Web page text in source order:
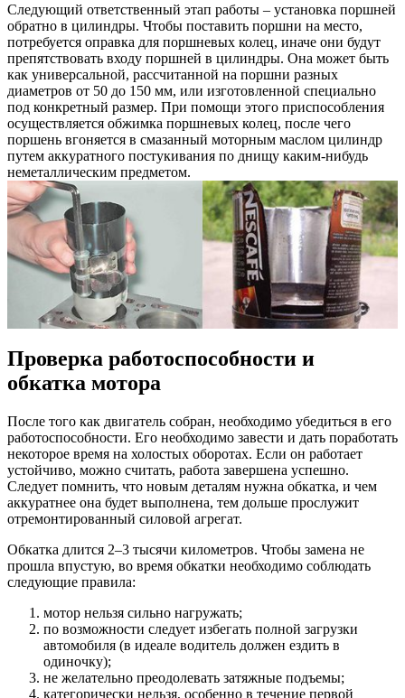
Следующий ответственный этап работы – установка поршней
обратно в цилиндры. Чтобы поставить поршни на место,
потребуется оправка для поршневых колец, иначе они будут
препятствовать входу поршней в цилиндры. Она может быть
как универсальной, рассчитанной на поршни разных
диаметров от 50 до 150 мм, или изготовленной специально
под конкретный размер. При помощи этого приспособления
осуществляется обжимка поршневых колец, после чего
поршень вгоняется в смазанный моторным маслом цилиндр
путем аккуратного постукивания по днищу каким-нибудь
неметаллическим предметом.
Проверка работоспособности и
обкатка мотора
После того как двигатель собран, необходимо убедиться в его
работоспособности. Его необходимо завести и дать поработать
некоторое время на холостых оборотах. Если он работает
устойчиво, можно считать, работа завершена успешно.
Следует помнить, что новым деталям нужна обкатка, и чем
аккуратнее она будет выполнена, тем дольше прослужит
отремонтированный силовой агрегат.
Обкатка длится 2–3 тысячи километров. Чтобы замена не
прошла впустую, во время обкатки необходимо соблюдать
следующие правила:
мотор нельзя сильно нагружать;
по возможности следует избегать полной загрузки
автомобиля (в идеале водитель должен ездить в
одиночку);
не желательно преодолевать затяжные подъемы;
категорически нельзя, особенно в течение первой